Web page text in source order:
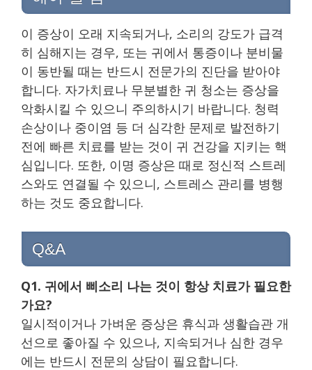
이 증상이 오래 지속되거나, 소리의 강도가 급격
히 심해지는 경우, 또는 귀에서 통증이나 분비물
이 동반될 때는 반드시 전문가의 진단을 받아야
합니다. 자가치료나 무분별한 귀 청소는 증상을
악화시킬 수 있으니 주의하시기 바랍니다. 청력
손상이나 중이염 등 더 심각한 문제로 발전하기
전에 빠른 치료를 받는 것이 귀 건강을 지키는 핵
심입니다. 또한, 이명 증상은 때로 정신적 스트레
스와도 연결될 수 있으니, 스트레스 관리를 병행
하는 것도 중요합니다.
Q&A
Q1. 귀에서 삐소리 나는 것이 항상 치료가 필요한
가요?
일시적이거나 가벼운 증상은 휴식과 생활습관 개
선으로 좋아질 수 있으나, 지속되거나 심한 경우
에는 반드시 전문의 상담이 필요합니다.